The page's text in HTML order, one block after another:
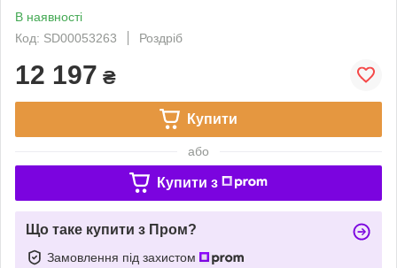
В наявності
Код: SD00053263
Роздріб
12 197 ₴
Купити
або
Купити з
Що таке купити з Пром?
Замовлення під захистом